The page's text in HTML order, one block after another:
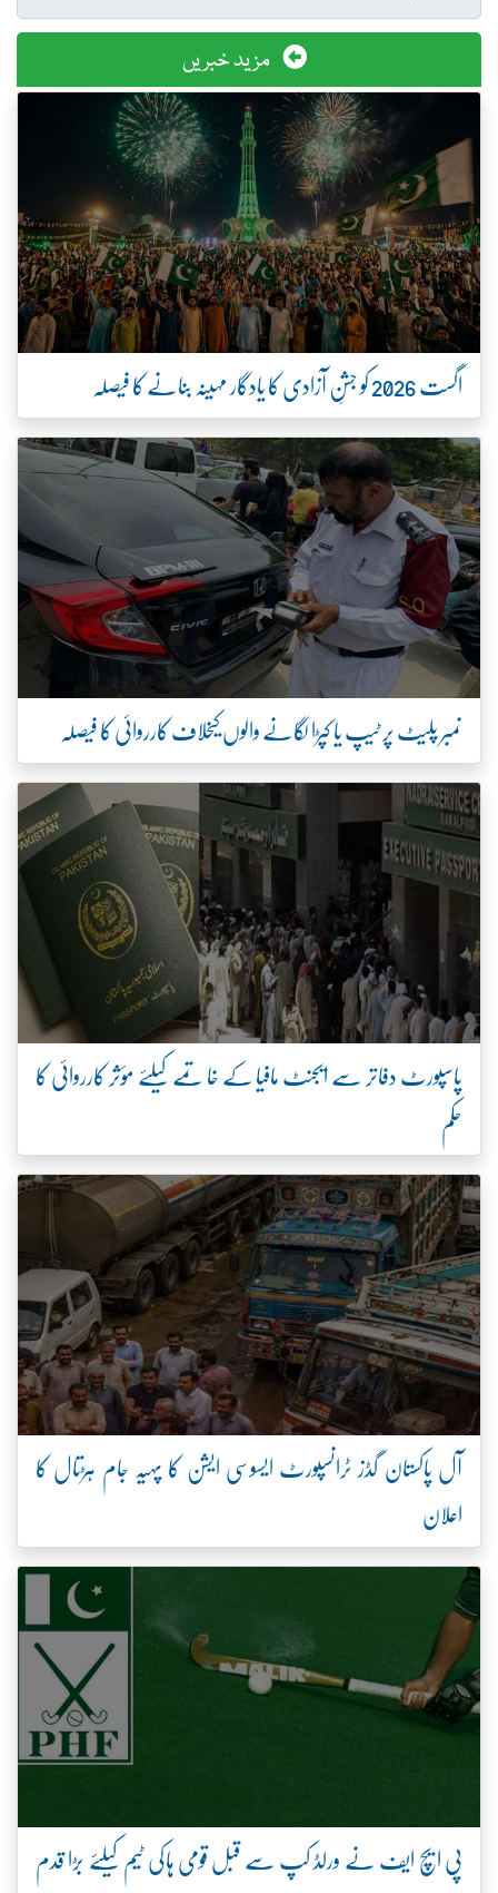
مزید خبریں
اگست 2026 کو جشنِ آزادی کا یادگار مہینہ بنانے کا فیصلہ
نمبر پلیٹ پر ٹیپ یا کپڑا لگانے والوں کیخلاف کارروائی کا فیصلہ
پاسپورٹ دفاتر سے ایجنٹ مافیا کے خاتمے کیلئے مؤثر کارروائی کا
حکم
آل پاکستان گڈز ٹرانسپورٹ ایسوسی ایشن کا پہیہ جام ہڑتال کا
اعلان
پی ایچ ایف نے ورلڈ کپ سے قبل قومی ہاکی ٹیم کیلئے بڑا قدم